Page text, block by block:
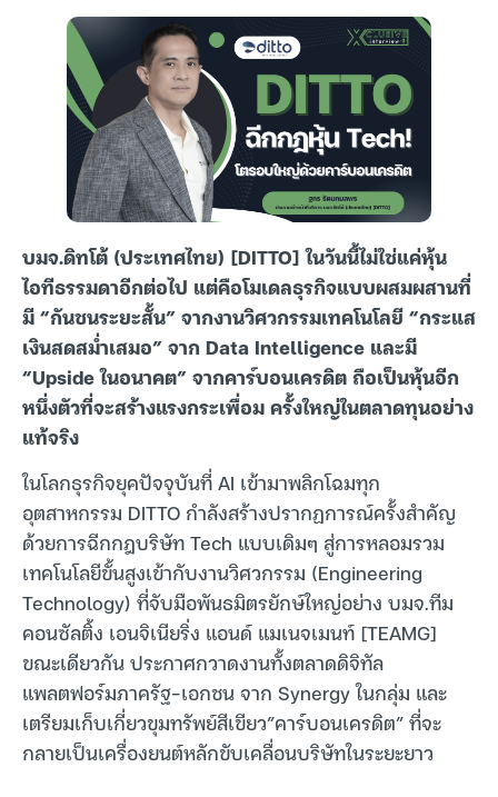
บมจ.ดิทโต้ (ประเทศไทย) [DITTO] ในวันนี้ไม่ใช่แค่หุ้น
ไอทีธรรมดาอีกต่อไป แต่คือโมเดลธุรกิจแบบผสมผสานที่
มี “กันชนระยะสั้น” จากงานวิศวกรรมเทคโนโลยี “กระแส
เงินสดสม่ำเสมอ” จาก Data Intelligence และมี
“Upside ในอนาคต” จากคาร์บอนเครดิต ถือเป็นหุ้นอีก
หนึ่งตัวที่จะสร้างแรงกระเพื่อม ครั้งใหญ่ในตลาดทุนอย่าง
แท้จริง
ในโลกธุรกิจยุคปัจจุบันที่ AI เข้ามาพลิกโฉมทุก
อุตสาหกรรม DITTO กำลังสร้างปรากฏการณ์ครั้งสำคัญ
ด้วยการฉีกกฎบริษัท Tech แบบเดิมๆ สู่การหลอมรวม
เทคโนโลยีขั้นสูงเข้ากับงานวิศวกรรม (Engineering
Technology) ที่จับมือพันธมิตรยักษ์ใหญ่อย่าง บมจ.ทีม
คอนซัลติ้ง เอนจิเนียริ่ง แอนด์ แมเนจเมนท์ [TEAMG]
ขณะเดียวกัน ประกาศกวาดงานทั้งตลาดดิจิทัล
แพลตฟอร์มภาครัฐ-เอกชน จาก Synergy ในกลุ่ม และ
เตรียมเก็บเกี่ยวขุมทรัพย์สีเขียว”คาร์บอนเครดิต” ที่จะ
กลายเป็นเครื่องยนต์หลักขับเคลื่อนบริษัทในระยะยาว